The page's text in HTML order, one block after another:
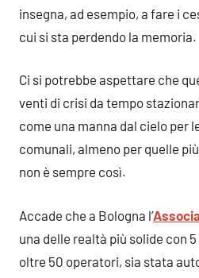
insegna, ad esempio, a fare i
cui si sta perdendo la memoria.
Ci si potrebbe aspettare che
venti di crisi da tempo
come una manna dal cielo per
comunali, almeno per quelle
non è sempre così.
Accade che a Bologna l’
una delle realtà più solide con
oltre 50 operatori, sia stata